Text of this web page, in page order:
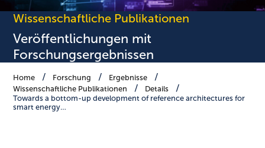
Wissenschaftliche Publikationen
Veröffentlichungen mit
Forschungsergebnissen
Home Forschung
Ergebnisse
Wissenschaftliche Publikationen
Details
Towards a bottom-up development of reference architectures for
smart energy…